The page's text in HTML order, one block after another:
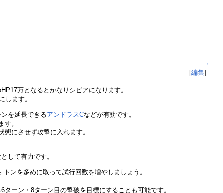
↑
[編集]
万となるとかなりシビアになります。
します。
を延長できるアンドラスCなどが有効です。
す。
にさせず攻撃に入れます。
して有力です。
ンを多めに取って試行回数を増やしましょう。
ーン・8ターン目の撃破を目標にすることも可能です。